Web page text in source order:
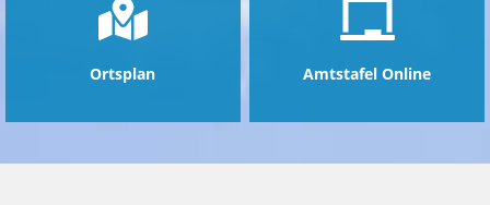
Ortsplan Amtstafel Online